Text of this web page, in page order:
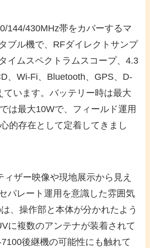
144/430MHz帯をカバーするマ
ブル機で、RFダイレクトサンプ
イムスペクトラムスコープ、4.3
、Wi-Fi、Bluetooth、GPS、D-
ています。バッテリー時は最大
は最大10Wで、フィールド運用
的存在として定着してきまし
ィザー映像や現地展示から見え
パレート運用を意識した雰囲気
、操作部と本体が分かれたよう
に複数のアンテナが装着されて
後継機の可能性にも触れて